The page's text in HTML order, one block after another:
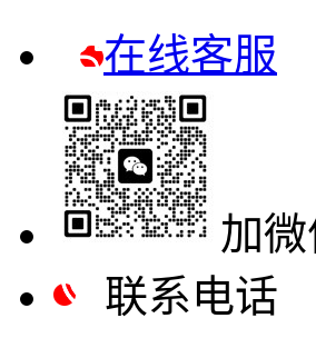
在线客服
加
联系电话